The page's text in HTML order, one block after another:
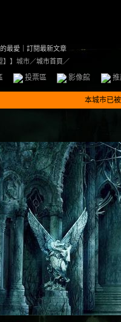
最愛
訂閱最新文章
】】城市／城市首頁／
投票區 影像館
本城市已